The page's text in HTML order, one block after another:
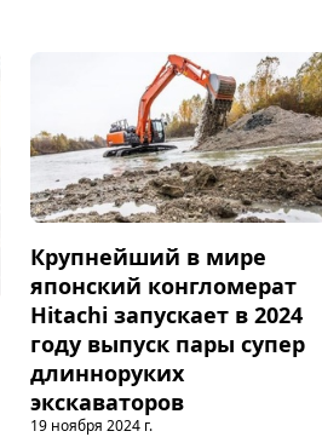
затронут вопросы охраны
труда, оплаты труда и
социального обеспечения.
Какие нововведения вступят в
силу и что необходимо учесть
для своевременной
подготовки читайте в нашем
обзоре.
Крупнейший в мире
японский конгломерат
Hitachi запускает в 2024
году выпуск пары супер
длинноруких
экскаваторов
19 ноября 2024 г.